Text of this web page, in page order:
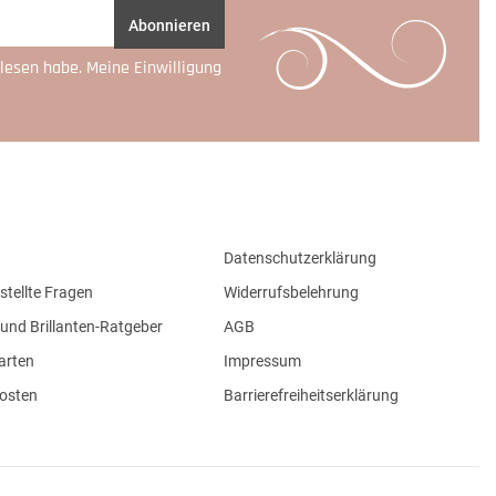
Abonnieren
habe. Meine Einwilligung
Fragen
Brillanten-Ratgeber
Datenschutzerklärung
Widerrufsbelehrung
AGB
Impressum
Barrierefreiheitserklärung